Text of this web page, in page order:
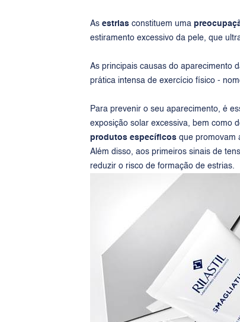
As estrias constituem uma
estiramento excessivo da pele, que
As principais causas do aparecimento
prática intensa de exercício físico -
Para prevenir o seu aparecimento, é
exposição solar excessiva, bem como
produtos específicos que promovam
Além disso, aos primeiros sinais de
reduzir o risco de formação de estrias.